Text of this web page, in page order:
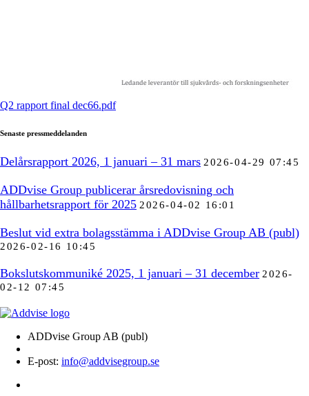
Q2 rapport final dec66.pdf
Senaste pressmeddelanden
Delårsrapport 2026, 1 januari – 31 mars 2026-04-29 07:45
ADDvise Group publicerar årsredovisning och
hållbarhetsrapport för 2025 2026-04-02 16:01
Beslut vid extra bolagsstämma i ADDvise Group AB (publ)
2026-02-16 10:45
Bokslutskommuniké 2025, 1 januari – 31 december 2026-
02-12 07:45
ADDvise Group AB (publ)
E-post: info@addvisegroup.se